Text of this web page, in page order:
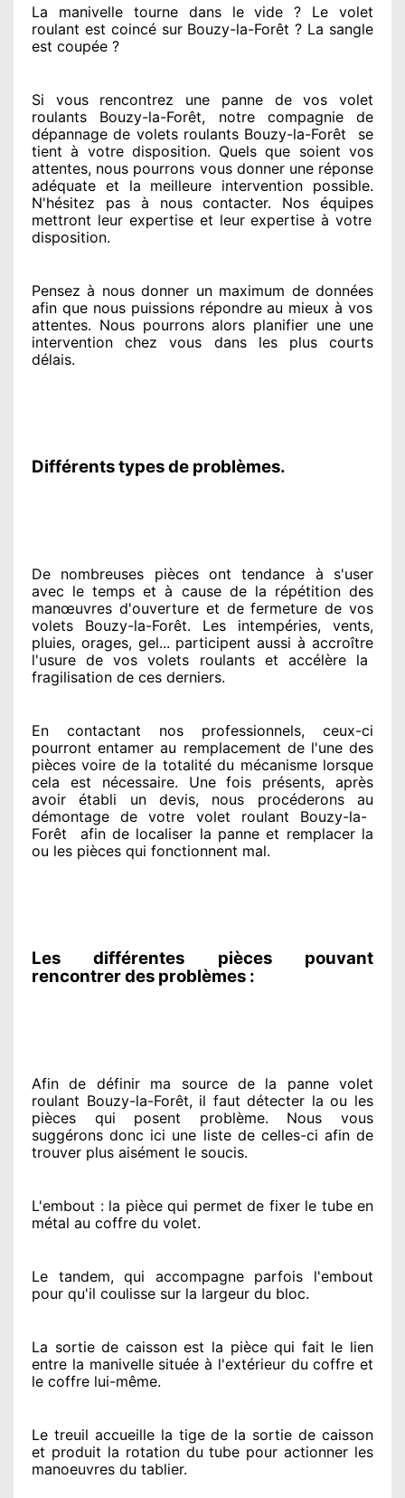
La manivelle tourne dans le vide ? Le volet
roulant est coincésur Bouzy-la-Forêt ? La sangle
est coupée ?
Si vous rencontrez une panne de vos volet
roulants Bouzy-la-Forêt, notre compagniede
dépannage de volets roulants Bouzy-la-Forêt
se
tient à votre disposition. Quels que soient vos
attentes, nous pourrons vous donnerune réponse
adéquate et la meilleure intervention possible.
N'hésitez pas à nous contacter. Nos équipes
mettront leur expertiseet leur expertise à votre
disposition.
Pensez à nous donner un maximum de données
afin que nous puissions répondre au mieux à vos
attentes. Nous pourrons alors planifier une une
intervention chez vous dans les plus courts
délais.
Différents types de problèmes.
De nombreuses pièces ont tendance à s'user
avec le temps et à causede la répétition des
manœuvres d'ouverture et de fermeture de vos
volets Bouzy-la-Forêt. Les intempéries, vents,
pluies, orages, gel... participent aussi à accroître
l'usure de vos volets roulants et accélère la
fragilisation de ces derniers.
En contactant nos professionnels, ceux-ci
pourront entamer au remplacement de l'une des
pièces voire de la totalitédu mécanisme lorsque
cela est nécessaire. Une fois présents, après
avoir établi un devis, nous procéderons au
démontage de votre volet roulant Bouzy-la-
Forêt
afin de localiser la panne et remplacerla
ou les pièces qui fonctionnent mal.
Les différentes pièces pouvant
rencontrer des problèmes :
Afin de définir ma sourcede la panne volet
roulant Bouzy-la-Forêt, il faut détecter la ou les
pièces qui posent problème. Nous vous
suggérons donc ici une liste de celles-ci afin de
trouver plus aisément le soucis.
L'embout : la pièce qui permet de fixer le tube en
métal au coffre du volet.
Le tandem, qui accompagne parfois l'embout
pour qu'il coulisse sur la largeur du bloc.
La sortie de caisson est la pièce qui fait le lien
entre la manivelle située à l'extérieurdu coffre et
le coffre lui-même.
Le treuil accueille la tige de la sortie de caisson
et produit la rotation du tube pour actionner les
manoeuvres du tablier.